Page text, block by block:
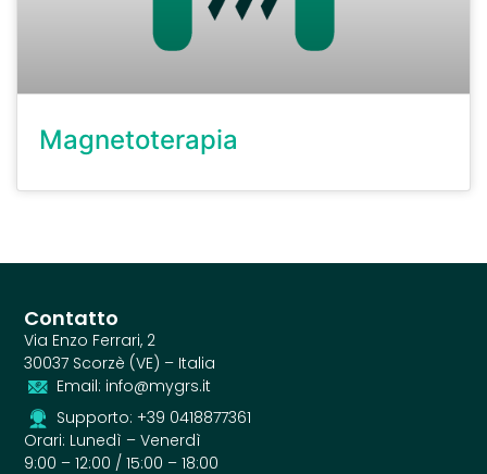
Magnetoterapia
Contatto
Via Enzo Ferrari, 2
30037 Scorzè (VE) – Italia
Email: info@mygrs.it
Supporto: +39 0418877361
Orari: Lunedì – Venerdì
9:00 – 12:00 / 15:00 – 18:00